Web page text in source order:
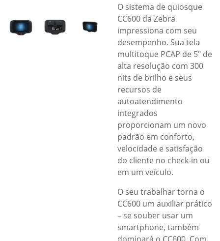
O sistema de quiosque
CC600 da Zebra
impressiona com seu
desempenho. Sua tela
multitoque PCAP de 5″ de
alta resolução com 300
nits de brilho e seus
recursos de
autoatendimento
integrados
proporcionam um novo
padrão em conforto,
velocidade e satisfação
do cliente no check-in ou
em um veículo.
O seu trabalhar torna o
CC600 um auxiliar prático
– se souber usar um
smartphone, também